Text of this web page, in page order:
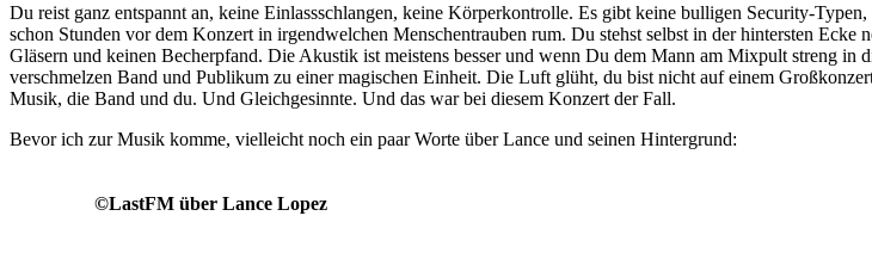
Du reist ganz entspannt an, keine Einlassschlangen, keine Körperkontrolle. Es gibt keine bulligen Security-
schon Stunden vor dem Konzert in irgendwelchen Menschentrauben rum. Du stehst selbst in der hintersten
Gläsern und keinen Becherpfand. Die Akustik ist meistens besser und wenn Du dem Mann am Mixpult streng
verschmelzen Band und Publikum zu einer magischen Einheit. Die Luft glüht, du bist nicht auf einem
Musik, die Band und du. Und Gleichgesinnte. Und das war bei diesem Konzert der Fall.
Bevor ich zur Musik komme, vielleicht noch ein paar Worte über Lance und seinen Hintergrund:
©LastFM über Lance Lopez